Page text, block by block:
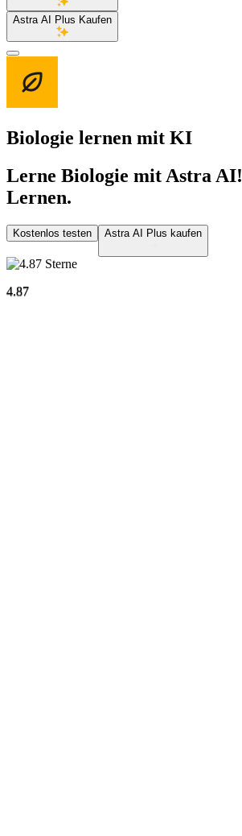
Astra AI Plus Kaufen
Biologie lernen mit KI
Lerne Biologie mit Astra
Lernen.
Kostenlos testen Astra AI Plus kaufen
4.87